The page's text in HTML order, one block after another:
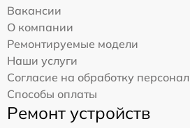
Вакансии
О компании
Ремонтируемые модели
Наши услуги
Согласие на обработку
Способы оплаты
Ремонт устройств